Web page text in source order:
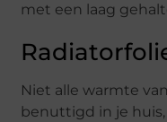
met een laag
Niet alle warmte
benuttigd in je